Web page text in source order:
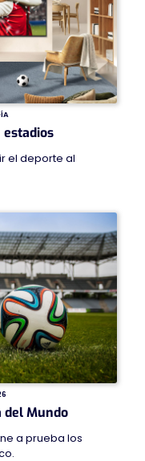
el deporte al
del Mundo
a prueba los